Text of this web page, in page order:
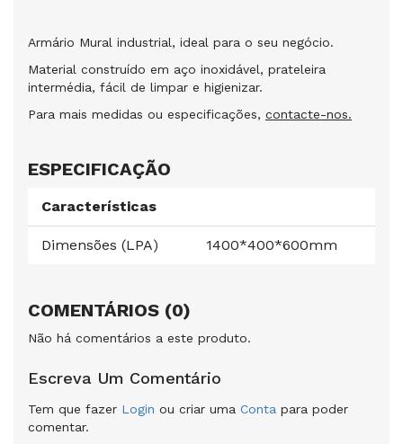
Armário Mural industrial, ideal para o seu negócio.
Material construído em aço inoxidável, prateleira
intermédia, fácil de limpar e higienizar.
Para mais medidas ou especificações, contacte-nos.
ESPECIFICAÇÃO
Características
Dimensões (LPA) 1400*400*600mm
COMENTÁRIOS (0)
Não há comentários a este produto.
Escreva Um Comentário
Tem que fazer Login ou criar uma Conta para poder
comentar.